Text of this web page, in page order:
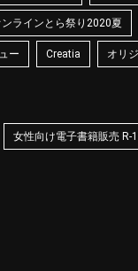
ラインとら祭り2020夏
ー Creatia オリ
女性向け電子書籍販売 R-